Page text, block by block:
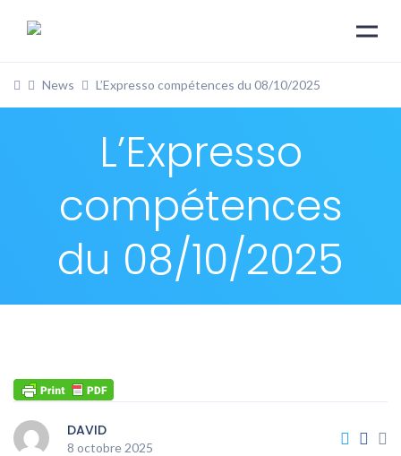
News L’Expresso compétences du 08/10/2025
L’Expresso
compétences
du 08/10/2025
DAVID
8 octobre 2025